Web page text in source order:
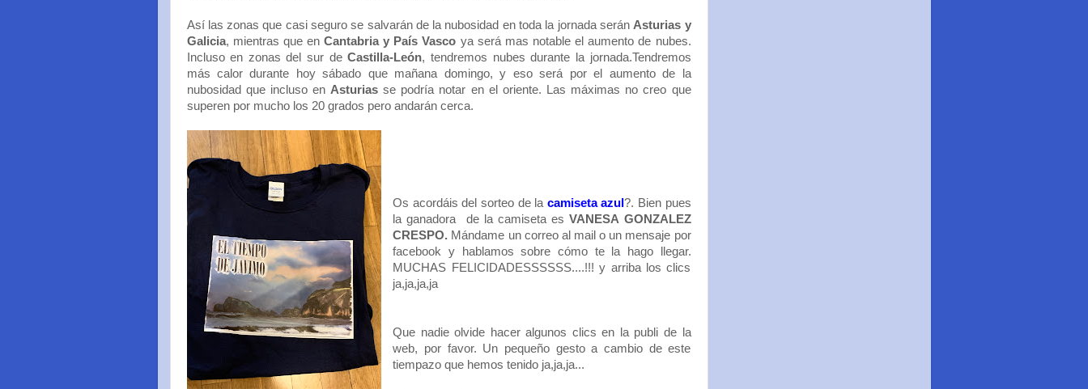
Así las zonas que casi seguro se salvarán de la nubosidad en toda la jornada serán Asturias y
Galicia, mientras que enCantabria y País Vasco ya será mas notable el aumento de nubes.
Incluso en zonas del sur deCastilla-León, tendremos nubes durante la jornada.Tendremos
más calor durante hoy sábado que mañana domingo, y eso será por el aumento de la
nubosidad que incluso en Asturias se podría notar en el oriente. Las máximas no creo que
superen por mucho los 20 grados pero andarán cerca.
Os acordáis del sorteo de la camiseta azul?. Bien pues
la ganadora de la camiseta esVANESA GONZALEZ
CRESPO. Mándame un correo al mail o un mensaje por
facebook y hablamos sobre cómo te la hago llegar.
MUCHAS FELICIDADESSSSSS....!!! y arriba los clics
ja,ja,ja,ja
Que nadie olvide hacer algunos clics en la publi de la
web, por favor. Un pequeño gesto a cambio de este
tiempazo que hemos tenido ja,ja,ja...